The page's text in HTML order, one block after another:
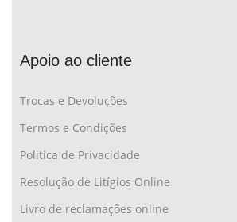
Apoio ao cliente
Trocas e Devoluções
Termos e Condições
Politica de Privacidade
Resolução de Litígios Online
Livro de reclamações online